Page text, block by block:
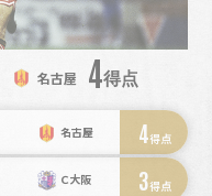
名古屋 4得点
名古屋 4得点
Ｃ大阪 3得点